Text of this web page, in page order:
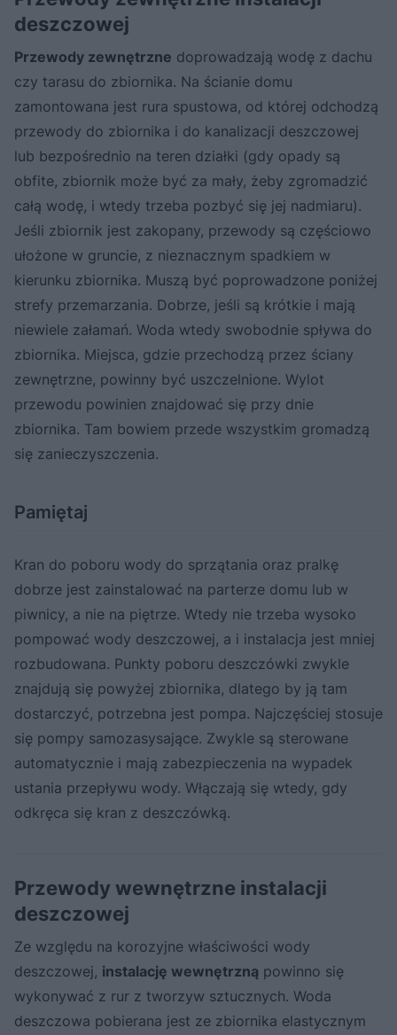
deszczowej
Przewody zewnętrzne doprowadzają wodę z dachu
czy tarasu do zbiornika. Na ścianie domu
zamontowana jest rura spustowa, od której odchodzą
przewody do zbiornika i do kanalizacji deszczowej
lub bezpośrednio na teren działki (gdy opady są
obfite, zbiornik może być za mały, żeby zgromadzić
całą wodę, i wtedy trzeba pozbyć się jej nadmiaru).
Jeśli zbiornik jest zakopany, przewody są częściowo
ułożone w gruncie, z nieznacznym spadkiem w
kierunku zbiornika. Muszą być poprowadzone poniżej
strefy przemarzania. Dobrze, jeśli są krótkie i mają
niewiele załamań. Woda wtedy swobodnie spływa do
zbiornika. Miejsca, gdzie przechodzą przez ściany
zewnętrzne, powinny być uszczelnione. Wylot
przewodu powinien znajdować się przy dnie
zbiornika. Tam bowiem przede wszystkim gromadzą
się zanieczyszczenia.
Pamiętaj
Kran do poboru wody do sprzątania oraz pralkę
dobrze jest zainstalować na parterze domu lub w
piwnicy, a nie na piętrze. Wtedy nie trzeba wysoko
pompować wody deszczowej, a i instalacja jest mniej
rozbudowana. Punkty poboru deszczówki zwykle
znajdują się powyżej zbiornika, dlatego by ją tam
dostarczyć, potrzebna jest pompa. Najczęściej stosuje
się pompy samozasysające. Zwykle są sterowane
automatycznie i mają zabezpieczenia na wypadek
ustania przepływu wody. Włączają się wtedy, gdy
odkręca się kran z deszczówką.
Przewody wewnętrzne instalacji
deszczowej
Ze względu na korozyjne właściwości wody
deszczowej, instalację wewnętrzną powinno się
wykonywać z rur z tworzyw sztucznych. Woda
deszczowa pobierana jest ze zbiornika elastycznym